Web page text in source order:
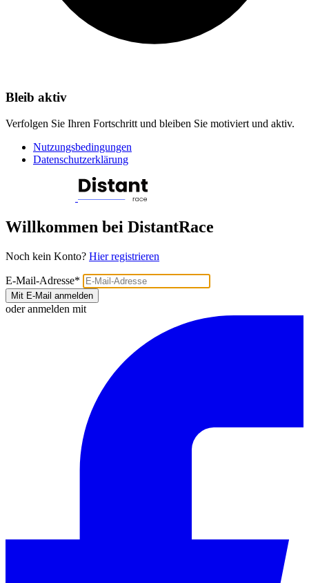
Bleib aktiv
Verfolgen Sie Ihren Fortschritt und bleiben Sie motiviert und aktiv.
Nutzungsbedingungen
Datenschutzerklärung
Willkommen bei DistantRace
Noch kein Konto? Hier registrieren
E-Mail-Adresse*
Mit E-Mail anmelden
oder anmelden mit